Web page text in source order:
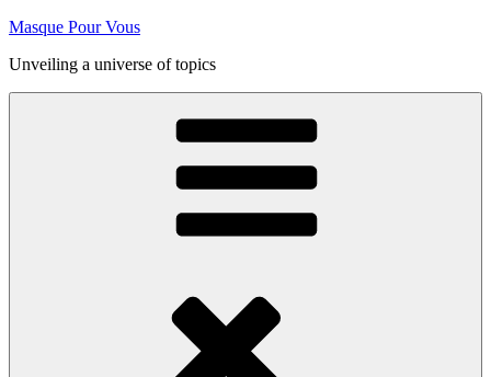
Skip
content
Masque Pour Vous
Unveiling a universe of topics